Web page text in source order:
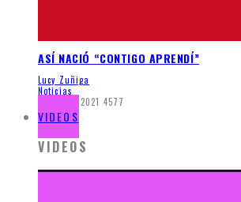
ASÍ NACIÓ “CONTIGO APRENDÍ”
Lucy Zuñiga
Noticias
enero 13, 2021 4577
VIDEOS
VIDEOS